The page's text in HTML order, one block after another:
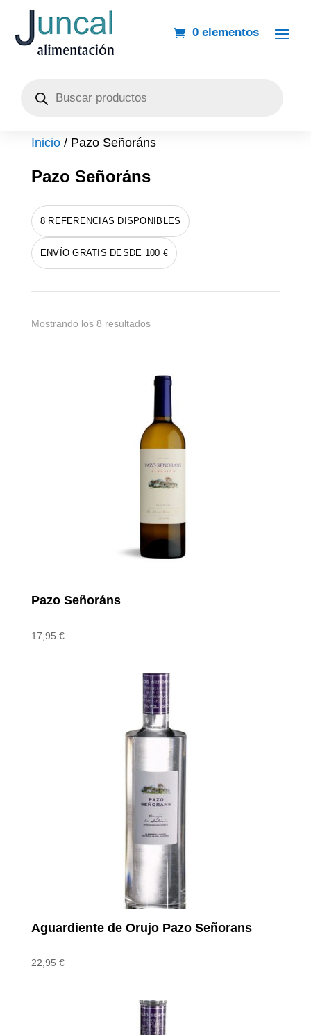
0 elementos
Inicio/ Pazo Señoráns
Pazo Señoráns
8 REFERENCIAS DISPONIBLES
ENVÍO GRATIS DESDE 100 €
Mostrando los 8 resultados
Pazo Señoráns
17,95 €
Aguardiente de Orujo Pazo Señorans
22,95 €